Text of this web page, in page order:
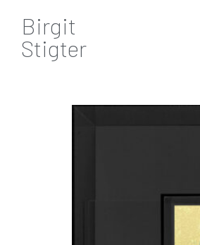
Birgit
Stigter